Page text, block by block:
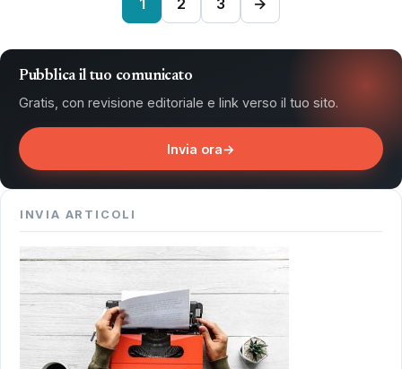
Pubblica il tuo comunicato
Gratis, con revisione editoriale e link verso il tuo sito.
Invia ora→
INVIA ARTICOLI